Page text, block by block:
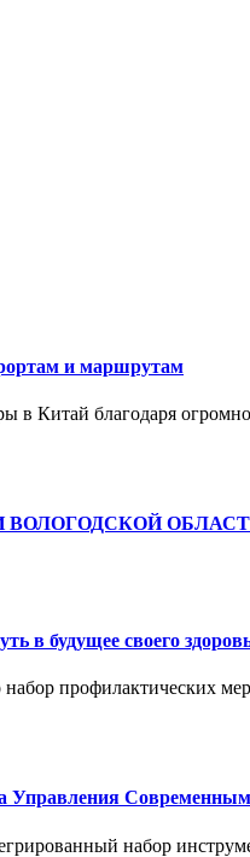
и маршрутам
Китай благодаря
ВОЛОГОДСКОЙ
в будущее своего
профилактических
Управления
набор